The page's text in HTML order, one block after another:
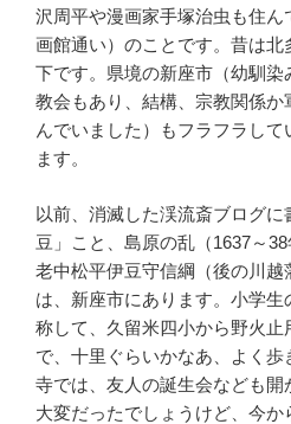
沢周平や漫画家手塚治虫も住
画館通い）のことです。昔は
下です。県境の新座市（幼馴染
教会もあり、結構、宗教関係か
んでいました）もフラフラし
ます。
以前、消滅した渓流斎ブログ
豆」こと、島原の乱（1637～38
老中松平伊豆守信綱（後の川
は、新座市にあります。小学生
称して、久留米四小から野火止
で、十里ぐらいかなあ、よく
寺では、友人の誕生会なども開
大変だったでしょうけど、今